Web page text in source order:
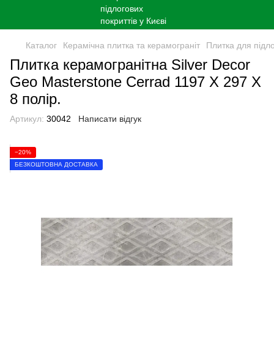
Каталог Керамічна плитка та керамограніт Плитка для
Плитка керамогранітна Silver Decor
Geo Masterstone Сerrad 1197 X 297 X
8 полір.
Артикул: 30042 Написати відгук
−20%
БЕЗКОШТОВНА ДОСТАВКА